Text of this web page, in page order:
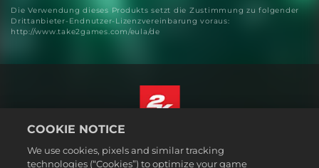
Die Verwendung dieses Produkts setzt die Zustimmung zu folgender
Drittanbieter-Endnutzer-Lizenzvereinbarung voraus:
http://www.take2games.com/eula/de
Impressum
Deutsch
COOKIE NOTICE
We use cookies, pixels and similar tracking
technologies (“Cookies”) to optimize your game